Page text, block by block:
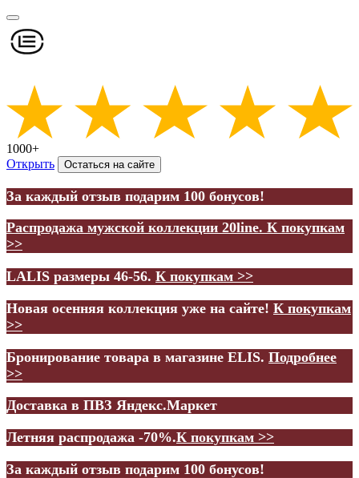
1000+
Открыть
Остаться на сайте
За каждый отзыв подарим 100 бонусов!
Распродажа мужской коллекции 20line. К покупкам
>>
LALIS размеры 46-56. К покупкам >>
Новая осенняя коллекция уже на сайте! К покупкам
>>
Бронирование товара в магазине ELIS. Подробнее
>>
Доставка в ПВЗ Яндекс.Маркет
Летняя распродажа -70%.К покупкам >>
За каждый отзыв подарим 100 бонусов!